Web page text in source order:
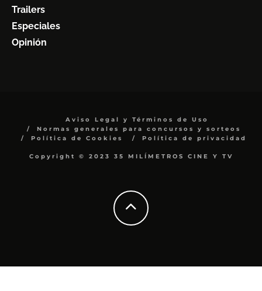
Trailers
Especiales
Opinión
Aviso Legal y Términos de Uso
Normas generales para concursos y sorteos
Política de Cookies
Política de privacidad
Copyright © 2023 35 MILÍMETROS CINE Y TV